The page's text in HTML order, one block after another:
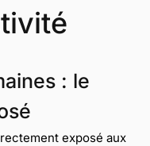
: le
exposé aux